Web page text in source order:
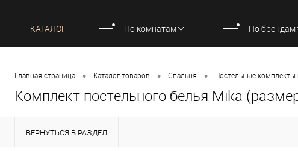
КАТАЛОГ По комнатам По брендам
Главная страница • Каталог товаров • Спальня • Постельные комплекты
Комплект постельного белья Mika
ВЕРНУТЬСЯ В РАЗДЕЛ